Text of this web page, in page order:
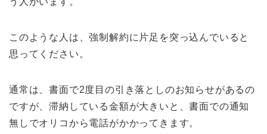
このような人は、強制解約に片足を突っ込んでいると
思ってください。
通常は、書面で2度目の引き落としのお知らせがあるの
ですが、滞納している金額が大きいと、書面での通知
無しでオリコから電話がかかってきます。